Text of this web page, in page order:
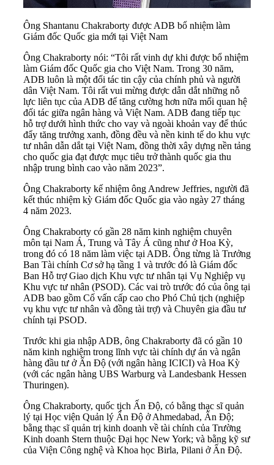
Ông Shantanu Chakraborty được ADB bổ nhiệm làm
Giám đốc Quốc gia mới tại Việt Nam
Ông Chakraborty nói: “Tôi rất vinh dự khi được bổ nhiệm
làm Giám đốc Quốc gia cho Việt Nam. Trong 30 năm,
ADB luôn là một đối tác tin cậy của chính phủ và người
dân Việt Nam. Tôi rất vui mừng được dẫn dắt những nỗ
lực liên tục của ADB để tăng cường hơn nữa mối quan hệ
đối tác giữa ngân hàng và Việt Nam. ADB đang tiếp tục
hỗ trợ dưới hình thức cho vay và ngoài khoản vay để thúc
đẩy tăng trưởng xanh, đồng đều và nền kinh tế do khu vực
tư nhân dẫn dắt tại Việt Nam, đồng thời xây dựng nền tảng
cho quốc gia đạt được mục tiêu trở thành quốc gia thu
nhập trung bình cao vào năm 2023”.
Ông Chakraborty kế nhiệm ông Andrew Jeffries, người đã
kết thúc nhiệm kỳ Giám đốc Quốc gia vào ngày 27 tháng
4 năm 2023.
Ông Chakraborty có gần 28 năm kinh nghiệm chuyên
môn tại Nam Á, Trung và Tây Á cũng như ở Hoa Kỳ,
trong đó có 18 năm làm việc tại ADB. Ông từng là Trưởng
Ban Tài chính Cơ sở hạ tầng 1 và trước đó là Giám đốc
Ban Hỗ trợ Giao dịch Khu vực tư nhân tại Vụ Nghiệp vụ
Khu vực tư nhân (PSOD). Các vai trò trước đó của ông tại
ADB bao gồm Cố vấn cấp cao cho Phó Chủ tịch (nghiệp
vụ khu vực tư nhân và đồng tài trợ) và Chuyên gia đầu tư
chính tại PSOD.
Trước khi gia nhập ADB, ông Chakraborty đã có gần 10
năm kinh nghiệm trong lĩnh vực tài chính dự án và ngân
hàng đầu tư ở Ấn Độ (với ngân hàng ICICI) và Hoa Kỳ
(với các ngân hàng UBS Warburg và Landesbank Hessen
Thuringen).
Ông Chakraborty, quốc tịch Ấn Độ, có bằng thạc sĩ quản
lý tại Học viện Quản lý Ấn Độ ở Ahmedabad, Ấn Độ;
bằng thạc sĩ quản trị kinh doanh về tài chính của Trường
Kinh doanh Stern thuộc Đại học New York; và bằng kỹ sư
của Viện Công nghệ và Khoa học Birla, Pilani ở Ấn Độ.